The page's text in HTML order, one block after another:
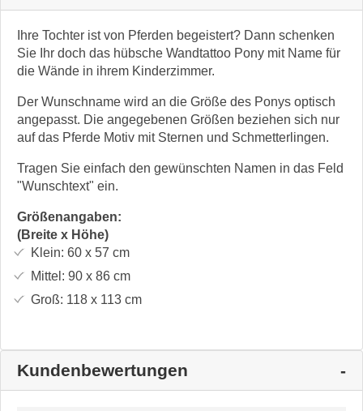
Ihre Tochter ist von Pferden begeistert? Dann schenken
Sie Ihr doch das hübsche Wandtattoo Pony mit Name für
die Wände in ihrem Kinderzimmer.
Der Wunschname wird an die Größe des Ponys optisch
angepasst. Die angegebenen Größen beziehen sich nur
auf das Pferde Motiv mit Sternen und Schmetterlingen.
Tragen Sie einfach den gewünschten Namen in das Feld
"Wunschtext" ein.
Größenangaben:
(Breite x Höhe)
Klein: 60 x 57 cm
Mittel: 90 x 86cm
Groß: 118 x 113cm
Kundenbewertungen